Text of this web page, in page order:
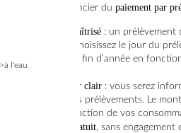
l'eau
vous faire bénéficier du paiement par
Un budget maîtrisé : un prélèvement
mois. Vous choisissez le jour du
régularisé en fin d’année en
Un échéancier clair : vous serez
de vos futurs prélèvements. Le
année en fonction de vos
Un service gratuit, sans